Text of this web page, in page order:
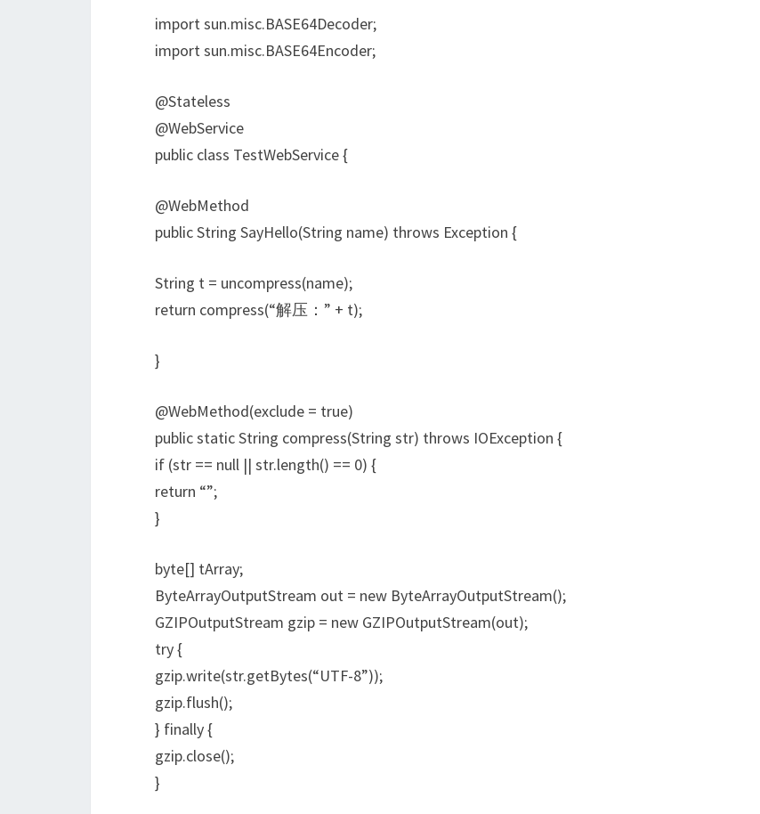
import sun.misc.BASE64Decoder;
import sun.misc.BASE64Encoder;
@Stateless
@WebService
public class TestWebService {
@WebMethod
public String SayHello(String name) throws Exception {
String t = uncompress(name);
return compress(“解压：” + t);
}
@WebMethod(exclude = true)
public static String compress(String str) throws IOException {
if (str == null || str.length() == 0) {
return “”;
}
byte[] tArray;
ByteArrayOutputStream out = new ByteArrayOutputStream();
GZIPOutputStream gzip = new GZIPOutputStream(out);
try {
gzip.write(str.getBytes(“UTF-8”));
gzip.flush();
} finally {
gzip.close();
}